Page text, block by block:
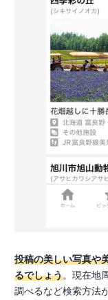
投稿の美しい写真や
るでしょう。現在地
調べるなど検索方法